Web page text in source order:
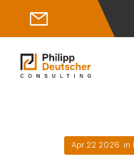
Apr 22 2026 in